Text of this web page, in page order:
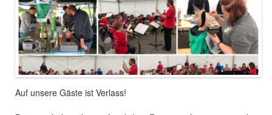
Auf unsere Gäste ist Verlass!